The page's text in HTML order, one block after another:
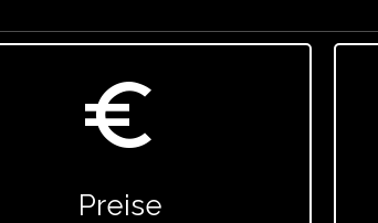
euro_symbol
Preise